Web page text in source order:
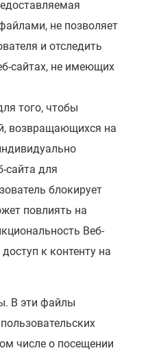
не позволяет
и отследить
сайтах, не имеющих
того, чтобы
возвращающихся на
сайта для
блокирует
повлиять на
Веб-
к контенту на
В эти файлы
числе о посещении